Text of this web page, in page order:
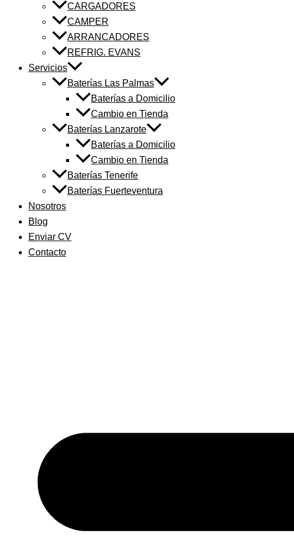
CARGADORES
CAMPER
ARRANCADORES
REFRIG. EVANS
Servicios
Baterías Las Palmas
Baterías a Domicilio
Cambio en Tienda
Baterías Lanzarote
Baterías a Domicilio
Cambio en Tienda
Baterías Tenerife
Baterías Fuerteventura
Nosotros
Blog
Enviar CV
Contacto